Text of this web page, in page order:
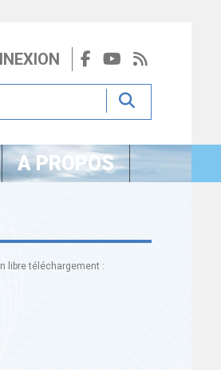
A PROPOS
libre téléchargement :